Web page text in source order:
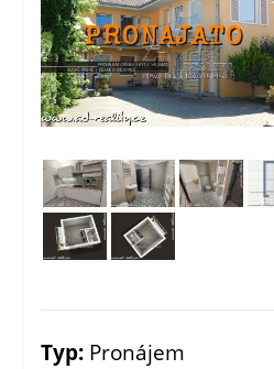
Typ: Pronájem